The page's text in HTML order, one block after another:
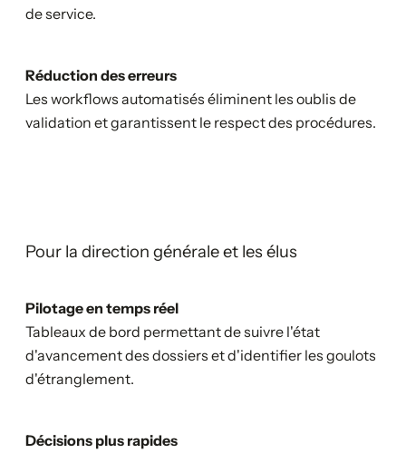
de service.
Réduction des erreurs
Les workflows automatisés éliminent les oublis de
validation et garantissent le respect des procédures.
Pour la direction générale et les élus
Pilotage en temps réel
Tableaux de bord permettant de suivre l'état
d'avancement des dossiers et d'identifier les goulots
d'étranglement.
Décisions plus rapides